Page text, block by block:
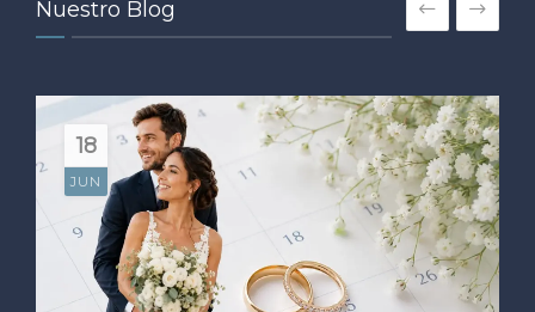
Nuestro Blog
18
JUN